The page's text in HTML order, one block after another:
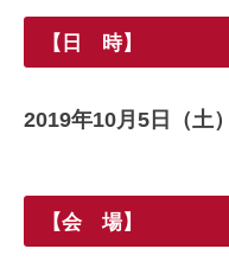
【日 時】
2019年10月5日（土
【会 場】